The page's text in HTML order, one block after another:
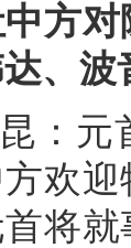
方
、
：元
方欢
将